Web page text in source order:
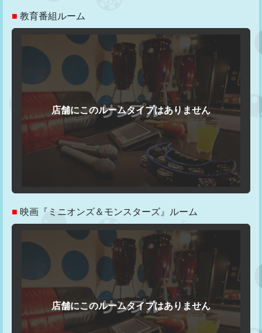
■ 教育番組ルーム
■ 映画『ミニオンズ＆モンスターズ』ルーム